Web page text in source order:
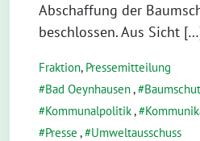
Abschaffung der
beschlossen. Aus Sicht
Fraktion, Pressemitteilung
Bad Oeynhausen,
Kommunalpolitik,
Presse , Umweltausschuss